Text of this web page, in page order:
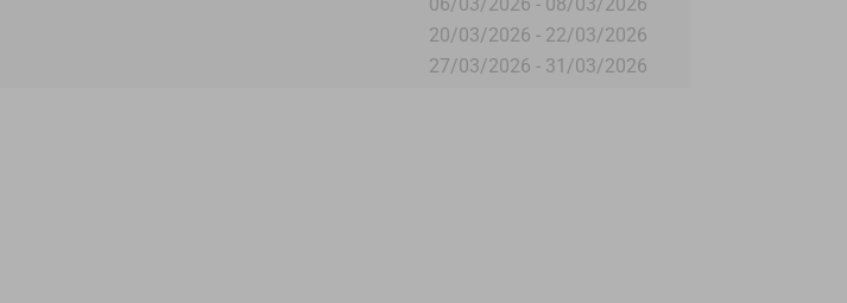
20/03/2026 - 22/03/2026
27/03/2026 - 31/03/2026